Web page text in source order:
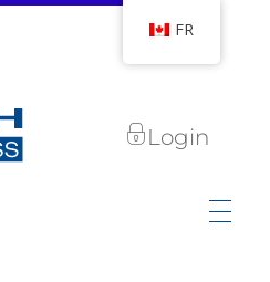
Login
FR